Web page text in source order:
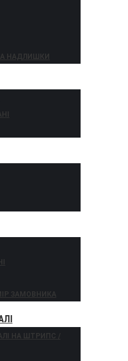
НАДЛИШКИ
ЗАМОВНИКА
НА ШТРИПС /